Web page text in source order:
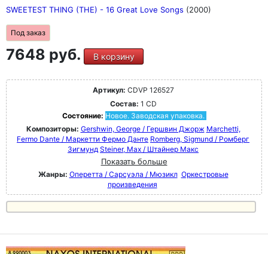
SWEETEST THING (THE) - 16 Great Love Songs (2000)
Под заказ
7648 руб. В корзину
Артикул: CDVP 126527
Состав: 1 CD
Состояние: Новое. Заводская упаковка.
Композиторы: Gershwin, George / Гершвин Джорж Marchetti,
Fermo Dante / Маркетти Фермо Данте Romberg, Sigmund / Ромберг
Зигмунд Steiner, Max / Штайнер Макс
Показать больше
Жанры: Оперетта / Сарсуэла / Мюзикл Оркестровые
произведения